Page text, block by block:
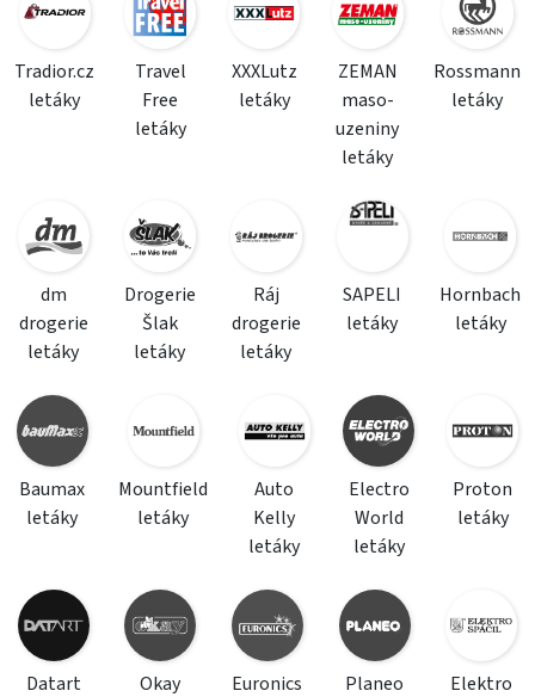
Tradior.cz
letáky
Travel
Free
letáky
XXXLutz
letáky
ZEMAN
maso-
uzeniny
letáky
Rossmann
letáky
dm
drogerie
letáky
Drogerie
Šlak
letáky
Ráj
drogerie
letáky
SAPELI
letáky
Hornbach
letáky
Baumax
letáky
Mountfield
letáky
Auto
Kelly
letáky
Electro
World
letáky
Proton
letáky
Datart
Okay
Euronics
Planeo
Elektro